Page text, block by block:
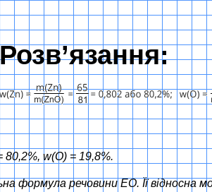
Розв’язання:
80,2%, w(O) = 19,8%.
формула речовини ЕО. Її відносна